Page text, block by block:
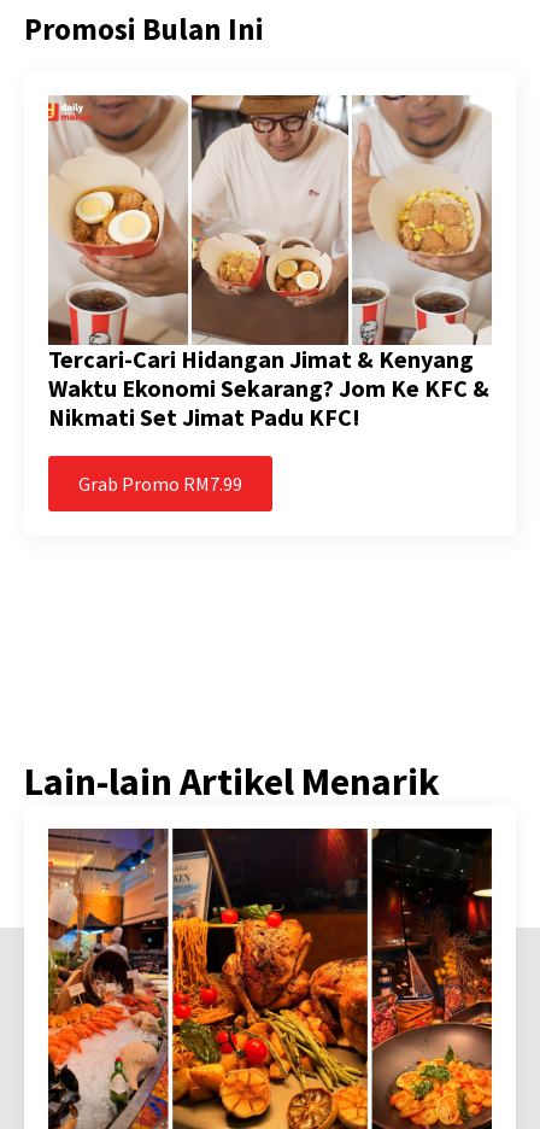
Promosi Bulan Ini
Tercari-Cari Hidangan Jimat & Kenyang
Waktu Ekonomi Sekarang? Jom Ke KFC &
Nikmati Set Jimat Padu KFC!
Grab Promo RM7.99
Lain-lain Artikel Menarik